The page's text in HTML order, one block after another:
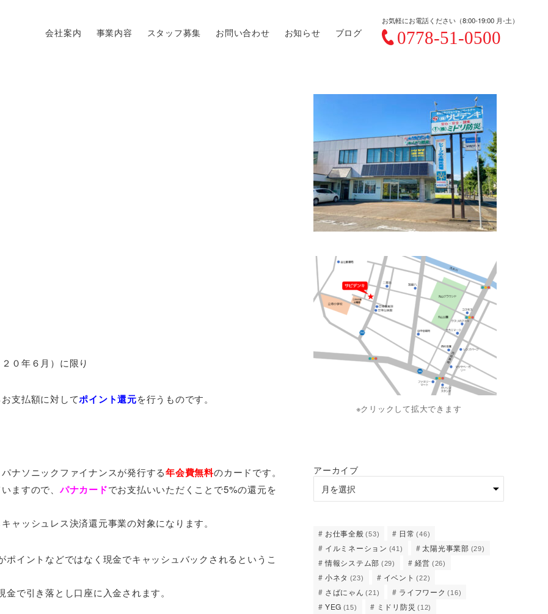
会社案内 事業内容 スタッフ募集 お問い合わせ お知らせ ブログ
お気軽にお電話ください（8:00-19:00 月-土）
０年６月）に限り
お支払額に対してポイント還元を行うものです。
ナソニックファイナンスが発行する年会費無料のカードです。
ますので、パナカードでお支払いいただくことで5%の還元を
ャッシュレス決済還元事業の対象になります。
イントなどではなく現金でキャッシュバックされるというこ
で引き落とし口座に入金されます。
※クリックして拡大できます
アーカイブ
お仕事全般 (53) 日常 (46)
イルミネーション (41) 太陽光事業部 (29)
情報システム部 (29) 経営 (26)
小ネタ (23) イベント (22)
さばにゃん (21) ライフワーク (16)
YEG (15) ミドリ防災 (12)